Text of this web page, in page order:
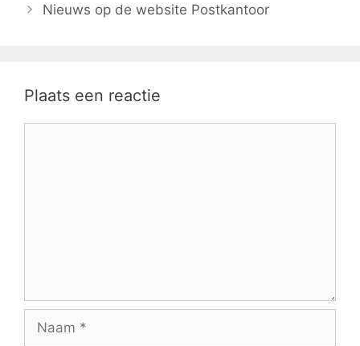
Nieuws op de website Postkantoor
Plaats een reactie